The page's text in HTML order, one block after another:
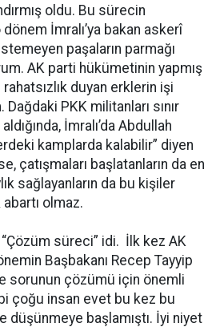
oldu. Bu sürecin
dönem İmralı’ya bakan askerî
paşaların parmağı
AK parti hükümetinin yapmış
duyan erklerin işi
PKK militanları sınır
İmralı’da Abdullah
kamplarda kalabilir” diyen
çatışmaları başlatanların da en
sağlayanların da bu kişiler
olmaz.
süreci” idi. İlk kez AK
Başbakanı Recep Tayyip
sorunun çözümü için önemli
çoğu insan evet bu kez bu
başlamıştı. İyi niyet